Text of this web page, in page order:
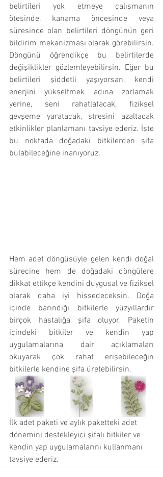
belirtileri yok etmeye çalışmanın
ötesinde, kanama öncesinde veya
süresince olan belirtileri döngünün geri
bildirim mekanizması olarak görebilirsin.
Döngünü öğrendikçe bu belirtilerde
değişiklikler gözlemleyebilirsin. Eğer bu
belirtileri şiddetli yaşıyorsan, kendi
enerjini yükseltmek adına zorlamak
yerine, seni rahatlatacak, fiziksel
gevşeme yaratacak, stresini azaltacak
etkinlikler planlamanı tavsiye ederiz. İşte
bu noktada doğadaki bitkilerden şifa
bulabileceğine inanıyoruz.
Hem adet döngüsüyle gelen kendi doğal
sürecine hem de doğadaki döngülere
dikkat ettikçe kendini duygusal ve fiziksel
olarak daha iyi hissedeceksin. Doğa
içinde barındığı bitkilerle yüzyıllardır
birçok hastalığa şifa oluyor. Paketin
içindeki bitkiler ve kendin yap
uygulamalarına dair açıklamaları
okuyarak çok rahat erişebileceğin
bitkilerle kendine şifa üretebilirsin.
İlk adet paketi ve aylık paketteki adet
dönemini destekleyici şifalı bitkiler ve
kendin yap uygulamalarını kullanmanı
tavsiye ederiz.